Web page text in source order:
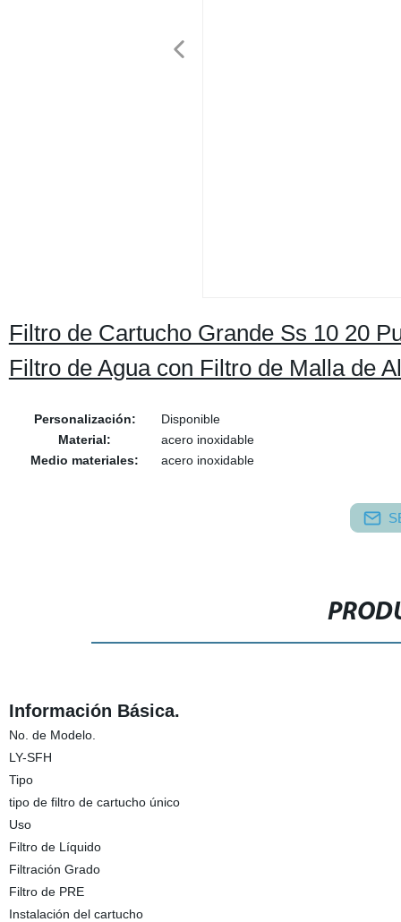
Filtro de Cartucho Grande Ss 10 20
Filtro de Agua con Filtro de Malla de
Personalización:
Disponible
Material:
acero inoxidable
Medio materiales:
acero inoxidable
Información Básica.
No. de Modelo.
LY-SFH
Tipo
tipo de filtro de cartucho único
Uso
Filtro de Líquido
Filtración Grado
Filtro de PRE
Instalación del cartucho